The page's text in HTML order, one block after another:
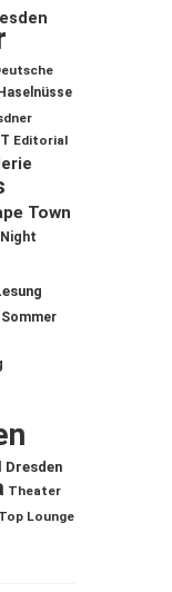
Editorial
Town
Night
Sommer
Dresden
Theater
Top Lounge